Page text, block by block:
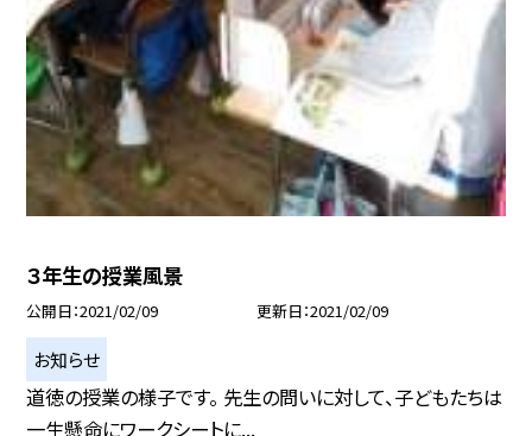
３年生の授業風景
公開日 2021/02/09 更新日 2021/02/09
お知らせ
道徳の授業の様子です。 先生の問いに対して、子どもたちは
一生懸命にワークシートに...